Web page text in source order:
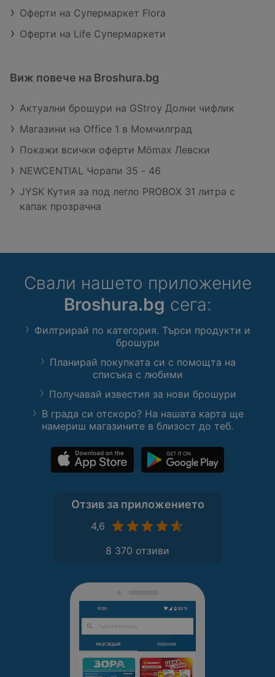
Оферти на Супермаркет Flora
Оферти на Life Супермаркети
Виж повече на Broshura.bg
Актуални брошури на GStroy Долни чифлик
Магазини на Office 1 в Момчилград
Покажи всички оферти Mömax Левски
NEWCENTIAL Чорапи 35 - 46
JYSK Кутия за под легло PROBOX 31 литра с
капак прозрачна
Свали нашето приложение
Broshura.bg сега:
Филтрирай по категория. Търси продукти и
брошури
Планирай покупката си с помощта на
списъка с любими
Получавай известия за нови брошури
В града си отскоро? На нашата карта ще
намериш магазините в близост до теб.
Отзив за приложението
4,6
8 370 отзиви